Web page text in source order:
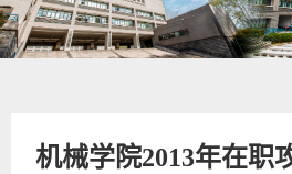
机械学院2013年在职